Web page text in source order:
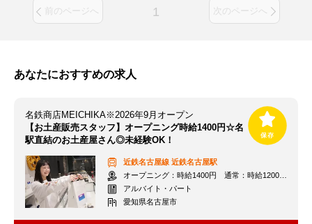
前のページへ 1 次のページへ
あなたにおすすめの求人
名鉄商店MEICHIKA※2026年9月オープン
【お土産販売スタッフ】オープニング時給1400円☆名
駅直結のお土産屋さん◎未経験OK！
近鉄名古屋線 近鉄名古屋駅
オープニング：時給1400円 通常：時給1200円～＋交通費全額支給
アルバイト・パート
愛知県名古屋市